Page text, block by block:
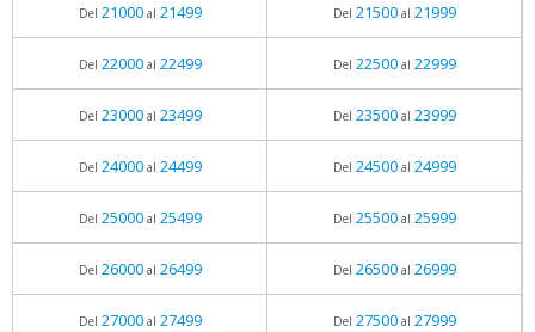
Del 21000al 21499 Del 21500al 21999
Del 22000al 22499 Del 22500al 22999
Del 23000al 23499 Del 23500al 23999
Del 24000al 24499 Del 24500al 24999
Del 25000al 25499 Del 25500al 25999
Del 26000al 26499 Del 26500al 26999
Del 27000al 27499 Del 27500al 27999